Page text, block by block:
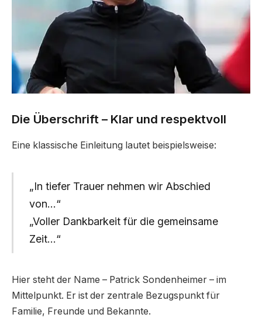
Die Überschrift – Klar und respektvoll
Eine klassische Einleitung lautet beispielsweise:
„In tiefer Trauer nehmen wir Abschied
von…“
„Voller Dankbarkeit für die gemeinsame
Zeit…“
Hier steht der Name – Patrick Sondenheimer – im
Mittelpunkt. Er ist der zentrale Bezugspunkt für
Familie, Freunde und Bekannte.